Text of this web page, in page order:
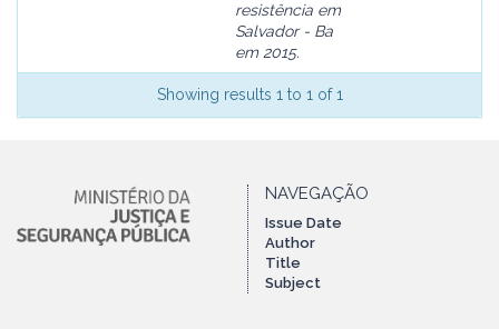
resistência em
Salvador - Ba
em 2015.
Showing results 1 to 1 of 1
NAVEGAÇÃO
Issue Date
Author
Title
Subject